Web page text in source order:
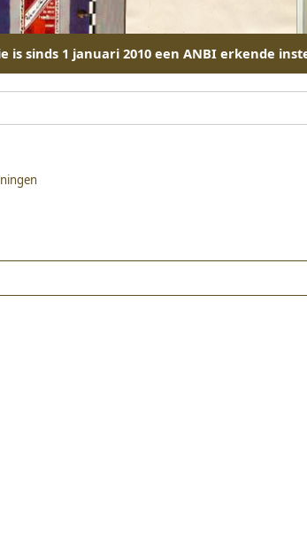
is sinds 1 januari 2010 een ANBI erkende